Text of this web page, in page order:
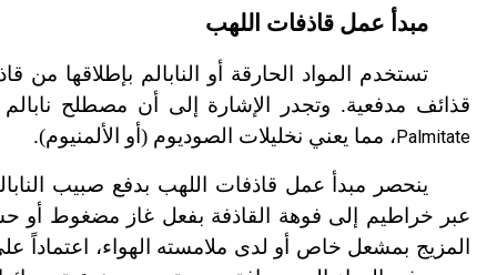
مبدأ عمل قاذفات اللهب
تستخدم المواد الحارقة أو النابالم بإطلاقها
قذائف مدفعية. وتجدر الإشارة إلى أن مصطلح
Palmitate، مما يعني نخليلات الصوديوم (أو الألمنيوم).
ينحصر مبدأ عمل قاذفات اللهب بدفع صبيب
عبر خراطيم إلى فوهة القاذفة بفعل غاز مضغوط أو
المزيج بمشعل خاص أو لدى ملامسته الهواء، اعتماداً